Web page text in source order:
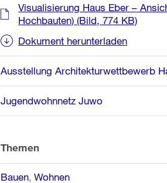
Visualisierung Haus Eber –
Hochbauten) (Bild, 774 KB)
Dokument herunterladen
Ausstellung Architekturwettbewerb
Jugendwohnnetz Juwo
Themen
Bauen Wohnen